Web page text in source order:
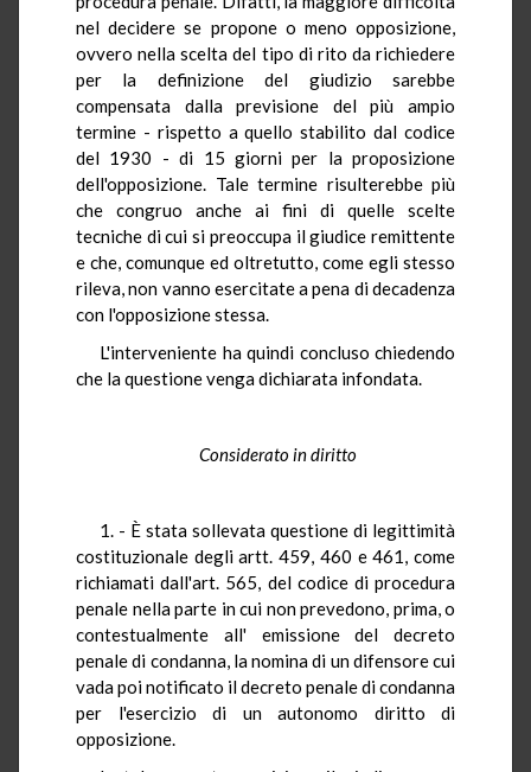
nel decidere se propone o meno opposizione,
ovvero nella scelta del tipo di rito da richiedere
per la definizione del giudizio sarebbe
compensata dalla previsione del più ampio
termine - rispetto a quello stabilito dal codice
del 1930 - di 15 giorni per la proposizione
dell'opposizione. Tale termine risulterebbe più
che congruo anche ai fini di quelle scelte
tecniche di cui si preoccupa il giudice remittente
e che, comunque ed oltretutto, come egli stesso
rileva, non vanno esercitate a pena di decadenza
con l'opposizione stessa.
L'interveniente ha quindi concluso chiedendo
che la questione venga dichiarata infondata.
Considerato in diritto
1. - È stata sollevata questione di legittimità
costituzionale degli artt. 459, 460 e 461, come
richiamati dall'art. 565, del codice di procedura
penale nella parte in cui non prevedono, prima, o
contestualmente all' emissione del decreto
penale di condanna, la nomina di un difensore cui
vada poi notificato il decreto penale di condanna
per l'esercizio di un autonomo diritto di
opposizione.